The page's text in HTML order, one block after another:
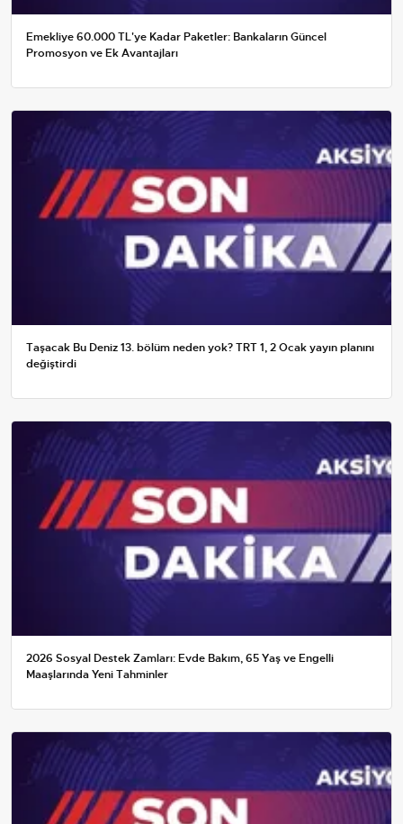
Emekliye 60.000 TL'ye Kadar Paketler: Bankaların Güncel
Promosyon ve Ek Avantajları
Taşacak Bu Deniz 13. bölüm neden yok? TRT 1, 2 Ocak yayın planını
değiştirdi
2026 Sosyal Destek Zamları: Evde Bakım, 65 Yaş ve Engelli
Maaşlarında Yeni Tahminler